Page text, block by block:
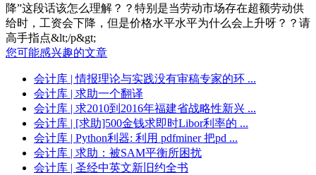
降”这段话该怎么理解？？特别是当劳动市场存在超额劳动供
给时，工资会下降，但是价格水平水平为什么会上升呀？？请
高手指点&lt;/p&gt;
您可能感兴趣的文章
会计库 | 情报理论与实践没有审稿专家的环 ...
会计库 | 求助一个翻译
会计库 | 求2010到2016年福建省战略性新兴 ...
会计库 | [求助]500金钱求即时Libor利率的 ...
会计库 | Python利器: 利用 pdfminer 把pd ...
会计库 | 求助：被SAM平衡所困扰
会计库 | 圣经中英文新旧约全书